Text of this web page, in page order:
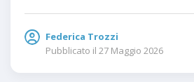
Federica Trozzi
Pubblicato il 27 Maggio 2026